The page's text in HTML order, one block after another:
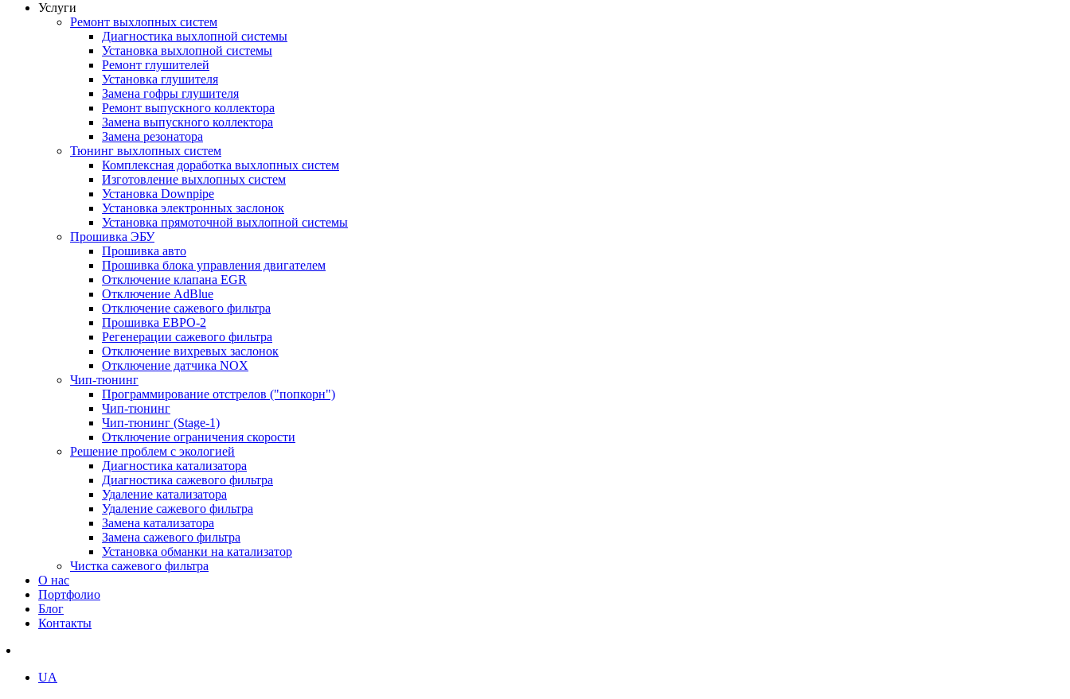
Услуги
Ремонт выхлопных систем
Диагностика выхлопной системы
Установка выхлопной системы
Ремонт глушителей
Установка глушителя
Замена гофры глушителя
Ремонт выпускного коллектора
Замена выпускного коллектора
Замена резонатора
Тюнинг выхлопных систем
Комплексная доработка выхлопных систем
Изготовление выхлопных систем
Установка Downpipe
Установка электронных заслонок
Установка прямоточной выхлопной системы
Прошивка ЭБУ
Прошивка авто
Прошивка блока управления двигателем
Отключение клапана EGR
Отключение AdBlue
Отключение сажевого фильтра
Прошивка ЕВРО-2
Регенерации сажевого фильтра
Отключение вихревых заслонок
Отключение датчика NOX
Чип-тюнинг
Программирование отстрелов ("попкорн")
Чип-тюнинг
Чип-тюнинг (Stage-1)
Отключение ограничения скорости
Решение проблем с экологией
Диагностика катализатора
Диагностика сажевого фильтра
Удаление катализатора
Удаление сажевого фильтра
Замена катализатора
Замена сажевого фильтра
Установка обманки на катализатор
Чистка сажевого фильтра
О нас
Портфолио
Блог
Контакты
UA